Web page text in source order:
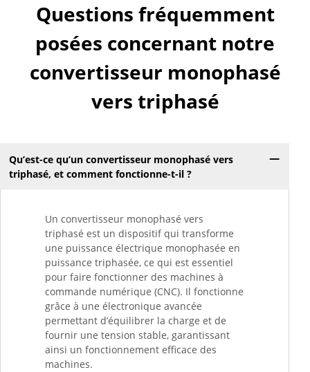
Questions fréquemment
posées concernant notre
convertisseur monophasé
vers triphasé
Qu’est-ce qu’un convertisseur monophasé vers
triphasé, et comment fonctionne-t-il ?
Un convertisseur monophasé vers
triphasé est un dispositif qui transforme
une puissance électrique monophasée en
puissance triphasée, ce qui est essentiel
pour faire fonctionner des machines à
commande numérique (CNC). Il fonctionne
grâce à une électronique avancée
permettant d’équilibrer la charge et de
fournir une tension stable, garantissant
ainsi un fonctionnement efficace des
machines.